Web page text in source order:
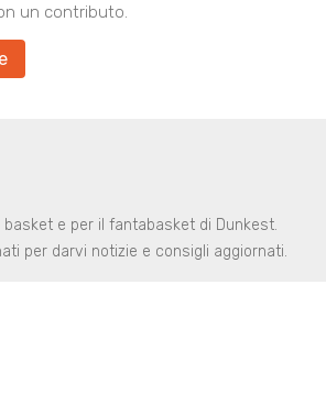
un contributo.
e per il fantabasket di Dunkest.
per darvi notizie e consigli aggiornati.